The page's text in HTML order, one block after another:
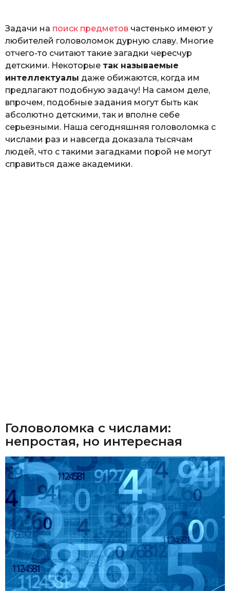
Задачи на поиск предметов частенько имеют у
любителей головоломок дурную славу. Многие
отчего-то считают такие загадки чересчур
детскими. Некоторые так называемые
интеллектуалы даже обижаются, когда им
предлагают подобную задачу! На самом деле,
впрочем, подобные задания могут быть как
абсолютно детскими, так и вполне себе
серьезными. Наша сегодняшняя головоломка с
числами раз и навсегда доказала тысячам
людей, что с такими загадками порой не могут
справиться даже академики.
Головоломка с числами:
непростая, но интересная